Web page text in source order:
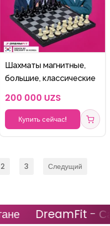
Шахматы магнитные,
большие, классические
200 000 UZS
Купить сейчас!
2 3 Следущий
DreamFit - Самый